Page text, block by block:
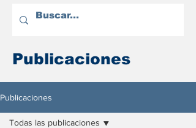
Publicaciones
Publicaciones
Todas las publicaciones